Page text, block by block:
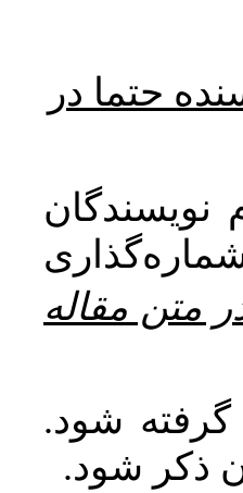
حتما در
نویسندگان
متن مقاله
شود.
ذکر شود.